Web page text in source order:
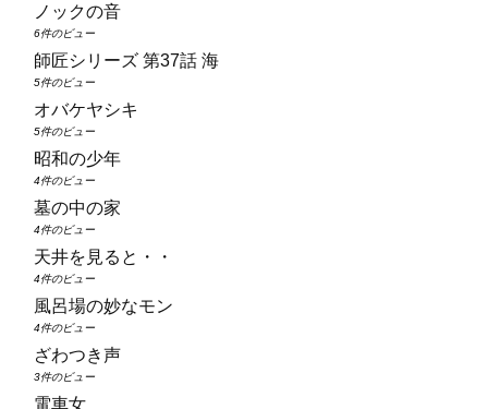
ノックの音
6件のビュー
師匠シリーズ 第37話 海
5件のビュー
オバケヤシキ
5件のビュー
昭和の少年
4件のビュー
墓の中の家
4件のビュー
天井を見ると・・
4件のビュー
風呂場の妙なモン
4件のビュー
ざわつき声
3件のビュー
電車女